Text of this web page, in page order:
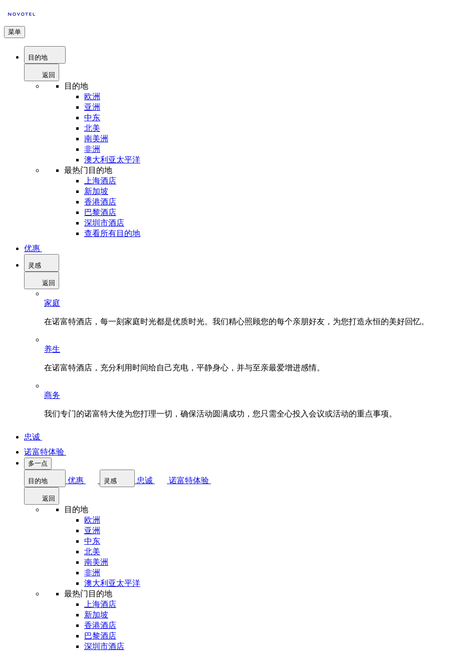
菜单
目的地
返回
目的地
欧洲
亚洲
中东
北美
南美洲
非洲
澳大利亚太平洋
最热门目的地
上海酒店
新加坡
香港酒店
巴黎酒店
深圳市酒店
查看所有目的地
优惠
灵感
返回
家庭
在诺富特酒店，每一刻家庭时光都是优质时光。我们精心照顾您的每个亲朋好友，为您打造永恒的美好回忆。
养生
在诺富特酒店，充分利用时间给自己充电，平静身心，并与至亲最爱增进感情。
商务
我们专门的诺富特大使为您打理一切，确保活动圆满成功，您只需全心投入会议或活动的重点事项。
忠诚
诺富特体验
多一点
目的地 优惠 灵感 忠诚 诺富特体验
返回
目的地
欧洲
亚洲
中东
北美
南美洲
非洲
澳大利亚太平洋
最热门目的地
上海酒店
新加坡
香港酒店
巴黎酒店
深圳市酒店